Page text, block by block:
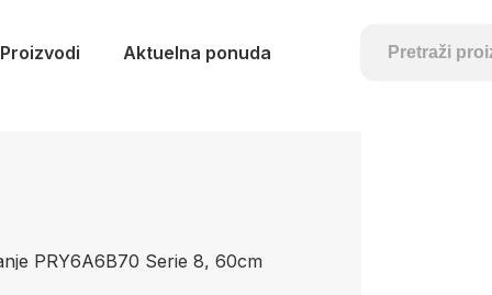
Proizvodi Aktuelna ponuda